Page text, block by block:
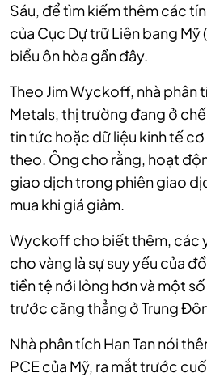
Sáu, để tìm kiếm thêm các
của Cục Dự trữ Liên bang Mỹ
biểu ôn hòa gần đây.
Theo Jim Wyckoff, nhà phân
Metals, thị trường đang ở
tin tức hoặc dữ liệu kinh tế
theo. Ông cho rằng, hoạt
giao dịch trong phiên giao
mua khi giá giảm.
Wyckoff cho biết thêm, các
cho vàng là sự suy yếu của
tiền tệ nới lỏng hơn và một
trước căng thẳng ở Trung
Nhà phân tích Han Tan nói
PCE của Mỹ, ra mắt trước